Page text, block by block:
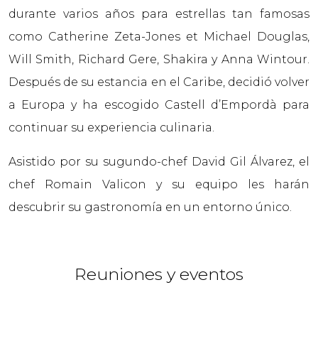
durante varios años para estrellas tan famosas
como Catherine Zeta-Jones et Michael Douglas,
Will Smith, Richard Gere, Shakira y Anna Wintour.
Después de su estancia en el Caribe, decidió volver
a Europa y ha escogido Castell d’Empordà para
continuar su experiencia culinaria.
Asistido por su sugundo-chef David Gil Álvarez, el
chef Romain Valicon y su equipo les harán
descubrir su gastronomía en un entorno único.
Reuniones y eventos